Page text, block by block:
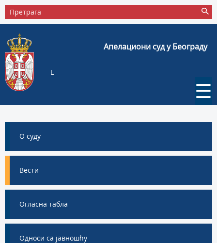
Апелациони суд у Београду
L
☰
О суду
Вести
Огласна табла
Односи са јавношћу